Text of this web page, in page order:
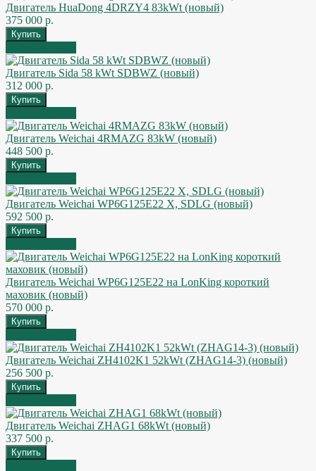
Двигатель HuaDong 4DRZY4 83kWt (новый)
375 000 р.
Двигатель Sida 58 kWt SDBWZ (новый)
312 000 р.
Двигатель Weichai 4RMAZG 83kW (новый)
448 500 р.
Двигатель Weichai WP6G125E22 X, SDLG (новый)
592 500 р.
Двигатель Weichai WP6G125E22 на LonKing короткий
маховик (новый)
570 000 р.
Двигатель Weichai ZH4102K1 52kWt (ZHAG14-3) (новый)
256 500 р.
Двигатель Weichai ZHAG1 68kWt (новый)
337 500 р.